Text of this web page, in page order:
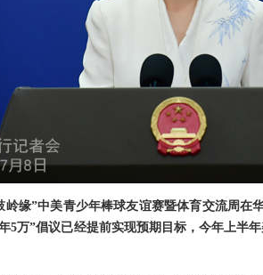
岭缘”中美青少年棒球友谊赛暨体育交流周在
5万”倡议已经提前实现预期目标，今年上半